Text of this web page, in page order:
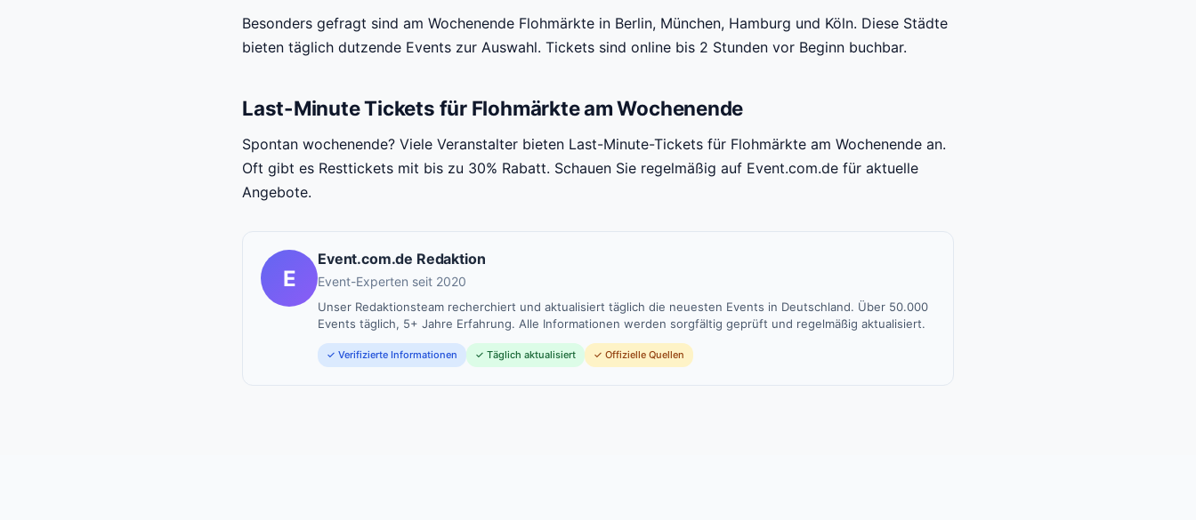
Besonders gefragt sind am Wochenende Flohmärkte in Berlin, München, Hamburg und Köln. Diese Städte
bieten täglich dutzende Events zur Auswahl. Tickets sind online bis 2 Stunden vor Beginn buchbar.
Last-Minute Tickets für Flohmärkte am Wochenende
Spontan wochenende? Viele Veranstalter bieten Last-Minute-Tickets für Flohmärkte am Wochenende an.
Oft gibt es Resttickets mit bis zu 30% Rabatt. Schauen Sie regelmäßig auf Event.com.de für aktuelle
Angebote.
E
Event.com.de Redaktion
Event-Experten seit 2020
Unser Redaktionsteam recherchiert und aktualisiert täglich die neuesten Events in Deutschland. Über 50.000
Events täglich, 5+ Jahre Erfahrung. Alle Informationen werden sorgfältig geprüft und regelmäßig aktualisiert.
✓ Verifizierte Informationen ✓ Täglich aktualisiert ✓ Offizielle Quellen